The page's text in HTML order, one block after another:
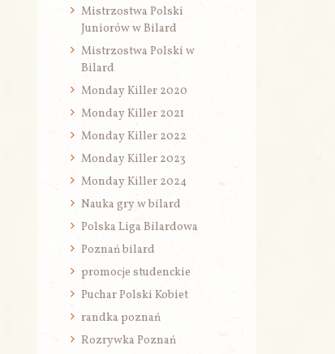
Mistrzostwa Polski
Juniorów w Bilard
Mistrzostwa Polski w
Bilard
Monday Killer 2020
Monday Killer 2021
Monday Killer 2022
Monday Killer 2023
Monday Killer 2024
Nauka gry w bilard
Polska Liga Bilardowa
Poznań bilard
promocje studenckie
Puchar Polski Kobiet
randka poznań
Rozrywka Poznań